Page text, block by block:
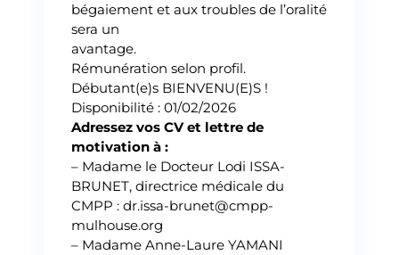
bégaiement et aux troubles de l’oralité
sera un
avantage.
Rémunération selon profil.
Débutant(e)s BIENVENU(E)S !
Disponibilité : 01/02/2026
Adressez vos CV et lettre de
motivation à :
– Madame le Docteur Lodi ISSA-
BRUNET, directrice médicale du
CMPP : dr.issa-brunet@cmpp-
mulhouse.org
– Madame Anne-Laure YAMANI